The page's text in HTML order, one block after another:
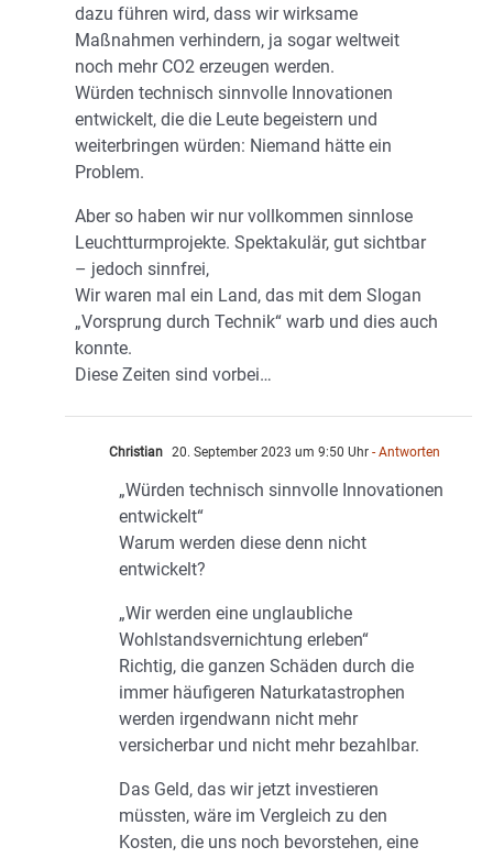
dazu führen wird, dass wir wirksame
Maßnahmen verhindern, ja sogar weltweit
noch mehr CO2 erzeugen werden.
Würden technisch sinnvolle Innovationen
entwickelt, die die Leute begeistern und
weiterbringen würden: Niemand hätte ein
Problem.
Aber so haben wir nur vollkommen sinnlose
Leuchtturmprojekte. Spektakulär, gut sichtbar
– jedoch sinnfrei,
Wir waren mal ein Land, das mit dem Slogan
„Vorsprung durch Technik“ warb und dies auch
konnte.
Diese Zeiten sind vorbei…
Christian 20. September 2023 um 9:50 Uhr - Antworten
„Würden technisch sinnvolle Innovationen
entwickelt“
Warum werden diese denn nicht
entwickelt?
„Wir werden eine unglaubliche
Wohlstandsvernichtung erleben“
Richtig, die ganzen Schäden durch die
immer häufigeren Naturkatastrophen
werden irgendwann nicht mehr
versicherbar und nicht mehr bezahlbar.
Das Geld, das wir jetzt investieren
müssten, wäre im Vergleich zu den
Kosten, die uns noch bevorstehen, eine